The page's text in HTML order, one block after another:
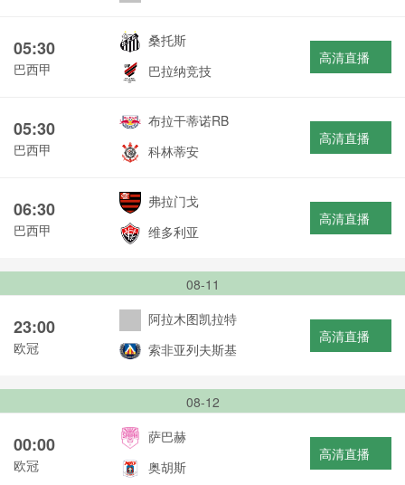
05:30
巴西甲
桑托斯
巴拉纳竞技
高清直播
05:30
巴西甲
布拉干蒂诺RB
科林蒂安
高清直播
06:30
巴西甲
弗拉门戈
维多利亚
高清直播
08-11
23:00
欧冠
阿拉木图凯拉特
索非亚列夫斯基
高清直播
08-12
00:00
欧冠
萨巴赫
奥胡斯
高清直播